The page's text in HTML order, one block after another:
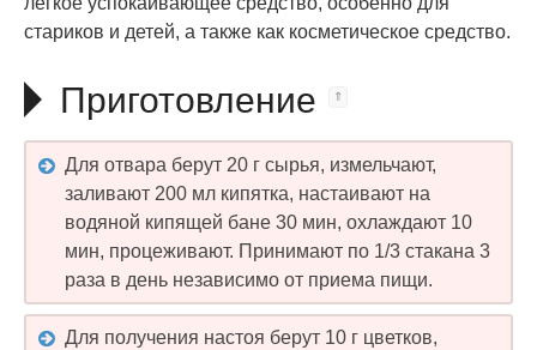
стариков и детей, а также как косметическое средство.
Приготовление
Для отвара берут 20 г сырья, измельчают,
заливают 200 мл кипятка, настаивают на
водяной кипящей бане 30 мин, охлаждают 10
мин, процеживают. Принимают по 1/3 стакана 3
раза в день независимо от приема пищи.
Для получения настоя берут 10 г цветков,